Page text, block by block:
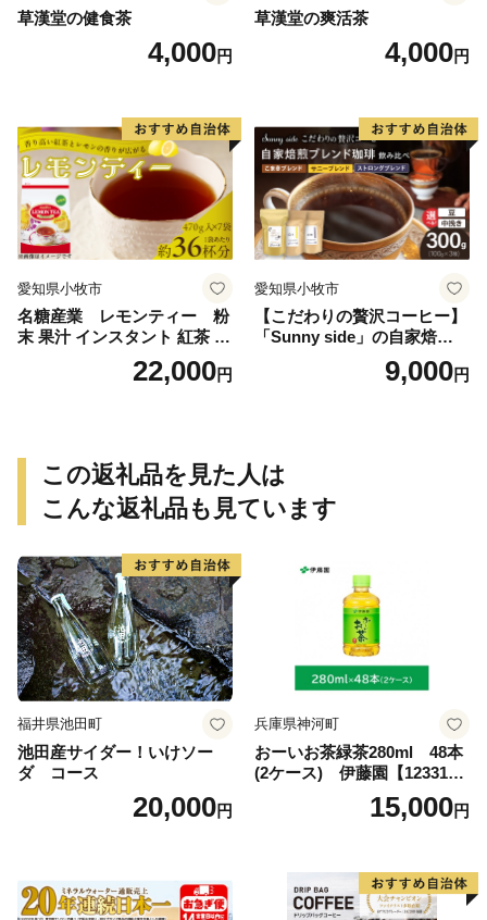
草漢堂の健食茶
4,000円
草漢堂の爽活茶
4,000円
愛知県小牧市
名糖産業 レモンティー 粉
末 果汁 インスタント 紅茶 ビ
タミンC 袋 ロングセラー 粉
末飲料 粉末茶 簡単 手軽 ホッ
22,000円
愛知県小牧市
【こだわりの贅沢コーヒー】
「Sunny side」の自家焙煎珈
琲ブレンド珈琲飲み比べセッ
9,000円
この返礼品を見た人は
こんな返礼品も見ています
福井県池田町
池田産サイダー！いけソー
ダ コース
20,000円
兵庫県神河町
おーいお茶緑茶280ml 48本
(2ケース) 伊藤園【123317
15,000円